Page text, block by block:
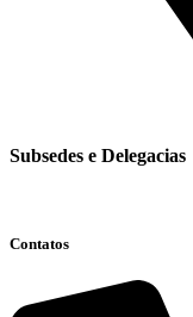
Subsedes e Delegacias
Contatos